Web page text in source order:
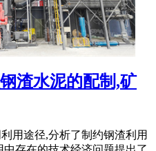
渣水泥的配制,矿
用途径,分析了制约钢渣利用